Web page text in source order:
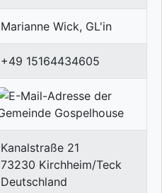
Marianne Wick, GL'in
+49 15164434605
Kanalstraße 21
73230 Kirchheim/Teck
Deutschland